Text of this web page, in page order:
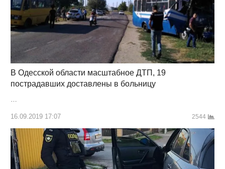
В Одесской области масштабное ДТП, 19
пострадавших доставлены в больницу
…
16.09.2019 17:07 2544